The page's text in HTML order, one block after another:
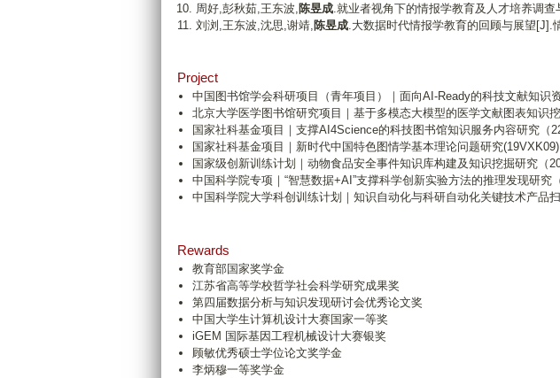
周好,彭秋茹,王东波, 陈昱成 .就业者视角下的情报学教育及人才培养调
刘浏,王东波,沈思,谢靖, 陈昱成 .大数据时代情报学教育的回顾与展望[J].
Project
中国图书馆学会科研项目（青年项目）｜ 面向AI-Ready的科技文献知识
北京大学医学图书馆研究项目｜基于多模态大模型的医学文献图表知识挖
国家社科基金项目｜支撑AI4Science的科技图书馆知识服务内容研究（
国家社科基金项目｜新时代中国特色图情学基本理论问题研究(19VXK09)
国家级创新训练计划｜动物食品安全事件知识库构建及知识挖掘研究（
中国科学院专项｜“智慧数据+AI”支撑科学创新实验方法的推理发现研究
中国科学院大学科创训练计划｜知识自动化与科研自动化关键技术产品
Rewards
教育部国家奖学金
江苏省高等学校哲学社会科学研究成果奖
第四届数据分析与知识发现研讨会优秀论文奖
中国大学生计算机设计大赛国家一等奖
iGEM 国际基因工程机械设计大赛银奖
顾敏优秀硕士学位论文奖学金
李炳穆一等奖学金